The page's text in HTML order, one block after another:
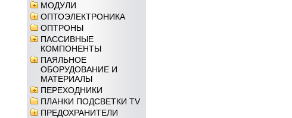
МОДУЛИ
ОПТОЭЛЕКТРОНИКА
ОПТРОНЫ
ПАССИВНЫЕ
КОМПОНЕНТЫ
ПАЯЛЬНОЕ
ОБОРУДОВАНИЕ И
МАТЕРИАЛЫ
ПЕРЕХОДНИКИ
ПЛАНКИ ПОДСВЕТКИ TV
ПРЕДОХРАНИТЕЛИ